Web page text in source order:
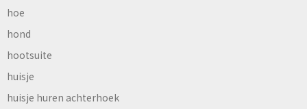
hoe
hond
hootsuite
huisje
huisje huren achterhoek